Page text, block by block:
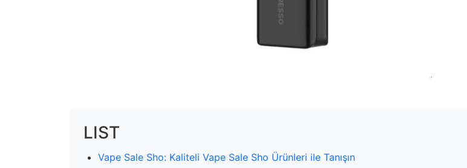
LIST
Vape Sale Sho: Kaliteli Vape Sale Sho Ürünleri ile Tanışın